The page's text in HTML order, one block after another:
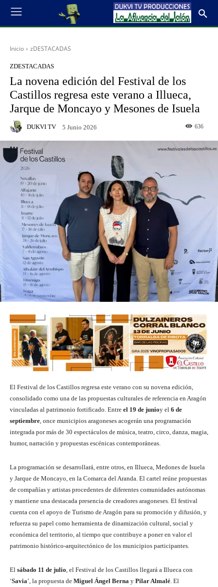
Inicio zDESTACADAS
ZDESTACADAS
La novena edición del Festival de los
Castillos regresa este verano a Illueca,
Jarque de Moncayo y Mesones de Isuela
DUKVI TV 5 Junio 2026 636
El Festival de los Castillos regresa este verano con su novena edición,
consolidado como una de las propuestas culturales de referencia en Aragón
vinculadas al patrimonio fortificado. Entre el 19 de junioy el 6 de
septiembre , once municipios aragoneses acogerán una programación
integrada por más de 30 espectáculos de música, teatro, circo, danza, magia,
humor, narración y propuestas escénicas contemporáneas.
La programación se desarrollará, entre otros, en Illueca, Medones de Isuela
y Jarque de Moncayo, en la Comarca del Aranda. El cartel reúne propuestas
de compañías y artistas procedentes de diferentes comunidades autónomas
y mantiene una destacada presencia de creadores aragoneses. El festival
cuenta con el apoyo de Turismo de Aragón para su promoción y difusión, y
refuerza su papel como herramienta de dinamización cultural, social y
económica del territorio, al tiempo que contribuye a poner en valor el
patrimonio histórico-arquitectónico de los municipios participantes.
El sábado 11 de julio , el Festival de los Castillos llegará a Illueca con
‘Savia’, la propuesta de Miguel Ángel Berna y Pilar Almalé . El